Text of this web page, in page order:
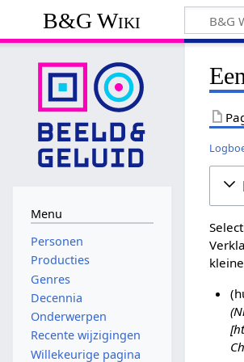
B&G Wiki
Menu
Personen
Producties
Genres
Decennia
Onderwerpen
Recente wijzigingen
Willekeurige pagina